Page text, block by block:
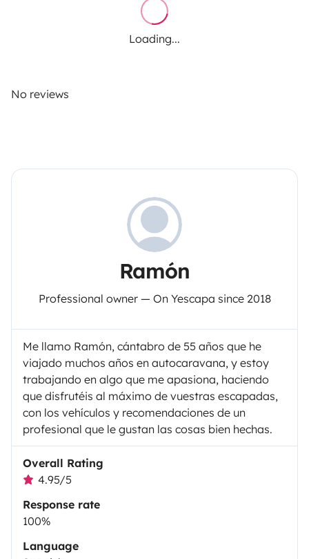
Loading...
No reviews
Ramón
Professional owner — On Yescapa since 2018
Me llamo Ramón, cántabro de 55 años que he
viajado muchos años en autocaravana, y estoy
trabajando en algo que me apasiona, haciendo
que disfrutéis al máximo de vuestras escapadas,
con los vehículos y recomendaciones de un
profesional que le gustan las cosas bien hechas.
Overall Rating
4.95/5
Response rate
100%
Language